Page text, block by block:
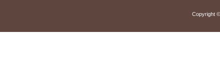
Copyright